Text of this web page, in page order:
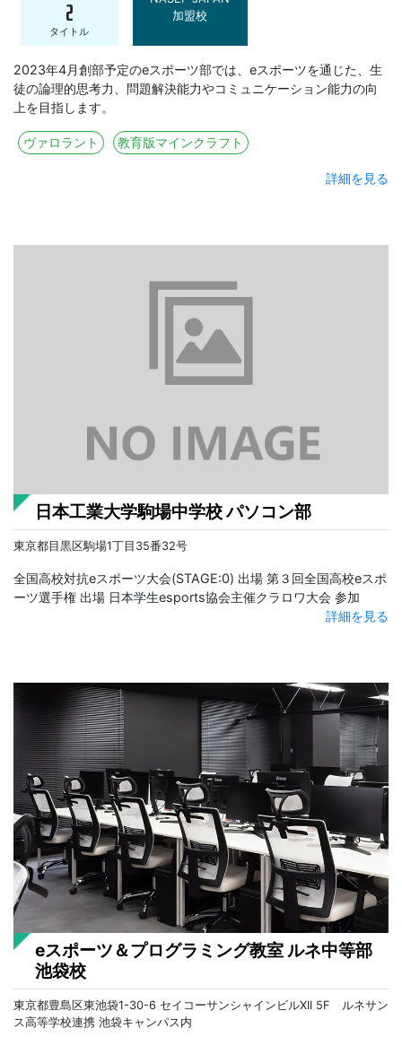
2
タイトル
加盟校
2023年4⽉創部予定のeスポーツ部では、eスポーツを通じた、⽣
徒の論理的思考⼒、問題解決能⼒やコミュニケーション能⼒の向
上を⽬指します。
ヴァロラント 教育版マインクラフト
詳細を見る
日本工業大学駒場中学校 パソコン部
東京都目黒区駒場1丁目35番32号
全国高校対抗eスポーツ大会(STAGE:0) 出場 第３回全国高校eスポ
ーツ選手権 出場 日本学生esports協会主催クラロワ大会 参加
詳細を見る
eスポーツ＆プログラミング教室 ルネ中等部
池袋校
東京都豊島区東池袋1-30-6 セイコーサンシャインビルXII 5F ルネサン
ス高等学校連携 池袋キャンパス内